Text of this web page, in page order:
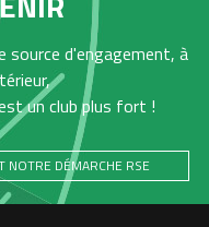
source d'engagement, à
un club plus fort !
NOTRE DÉMARCHE RSE